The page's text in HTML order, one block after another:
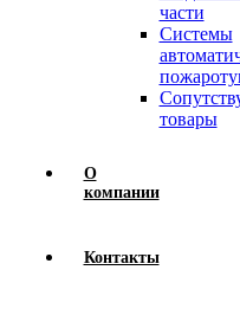
части
Системы
товары
О
компании
Контакты